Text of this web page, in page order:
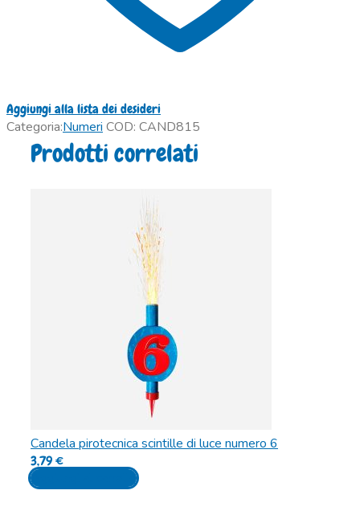
Aggiungi alla lista dei desideri
Categoria:Numeri COD: CAND815
Prodotti correlati
Candela pirotecnica scintille di luce numero 6
3,79€
Aggiungi al carrello